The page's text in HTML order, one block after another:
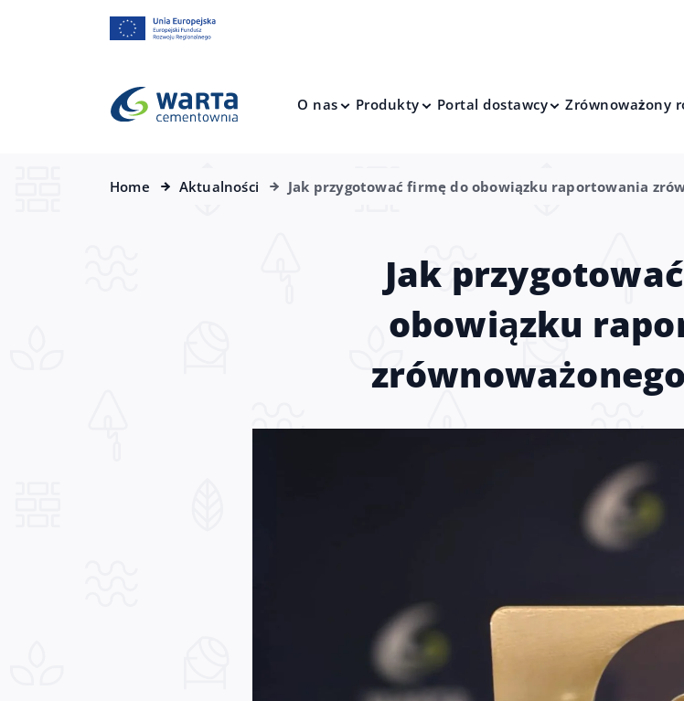
O nas Produkty Portal dostawcy Zrównoważony
Home Aktualności Jak przygotować firmę do obowiązku raportowania
Jak
obowiązku